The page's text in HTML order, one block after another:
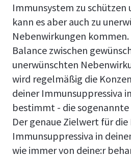
Immunsystem zu schützen
kann es aber auch zu
Nebenwirkungen
Balance zwischen
unerwünschten
wird regelmäßig die
deiner Immunsuppressiva
bestimmt - die
Der genaue Zielwert für die
Immunsuppressiva in
wie immer von deine:r